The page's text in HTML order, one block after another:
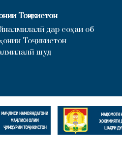
Тоҷикистон
дар соҳаи об
Тоҷикистон
шуд